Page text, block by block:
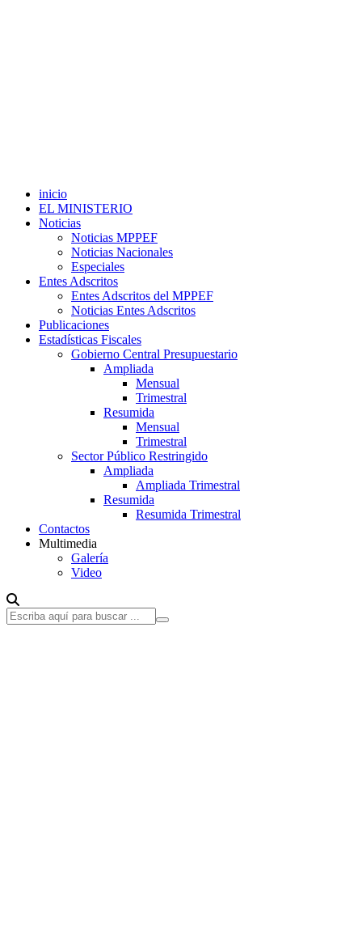
inicio
EL MINISTERIO
Noticias
Noticias MPPEF
Noticias Nacionales
Especiales
Entes Adscritos
Entes Adscritos del MPPEF
Noticias Entes Adscritos
Publicaciones
Estadísticas Fiscales
Gobierno Central Presupuestario
Ampliada
Mensual
Trimestral
Resumida
Mensual
Trimestral
Sector Público Restringido
Ampliada
Ampliada Trimestral
Resumida
Resumida Trimestral
Contactos
Multimedia
Galería
Video